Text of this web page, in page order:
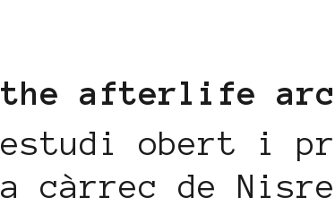
the afterlife
estudi obert i
a càrrec de